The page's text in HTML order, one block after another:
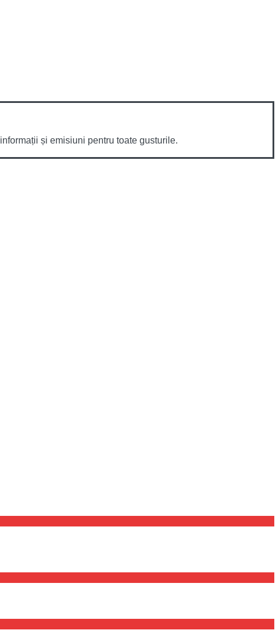
și emisiuni pentru toate gusturile.